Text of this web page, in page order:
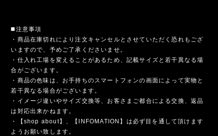
◼️注意事項
・商品在庫切れにより注文キャンセルとさせていただく恐れもござ
いますので、予めご了承くださいませ。
・仕入れ工場を変えることがあるため、記載サイズと若干異なる場
合がございます。
・商品の色味は、お手持ちのスマートフォンの画面によって実物と
若干異なる場合がございます。
・イメージ違いやサイズ交換等、お客さまご都合による交換、返品
は対応出来かねます。
・【shop about】、【INFOMATION】は必ず目を通して頂けます
ようお願い致します。